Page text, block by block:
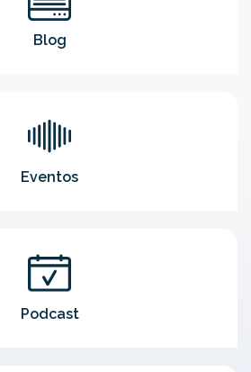
Blog
Eventos
Podcast